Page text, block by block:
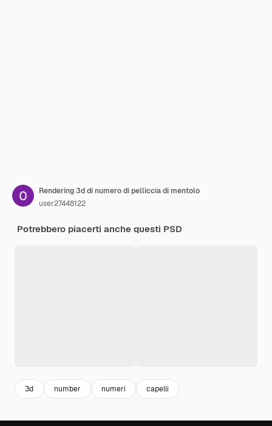
Rendering 3d di numero di pelliccia di mentolo
user27448122
Potrebbero piacerti anche questi PSD
3d number numeri capelli